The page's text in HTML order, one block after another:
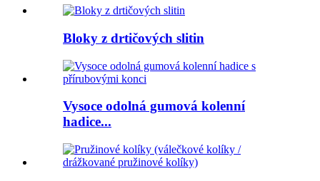
Bloky z drtičových slitin
Vysoce odolná gumová kolenní
hadice...